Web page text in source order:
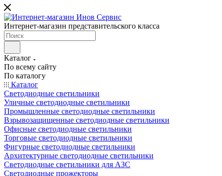
Интернет-магазин представительского класса
Каталог
По всему сайту
По каталогу
Каталог
Светодиодные светильники
Уличные светодиодные светильники
Промышленные светодиодные светильники
Взрывозащищенные светодиодные светильники
Офисные светодиодные светильники
Торговые светодиодные светильники
Фигурные светодиодные светильники
Архитектурные светодиодные светильники
Светодиодные светильники для АЗС
Светодиодные прожекторы